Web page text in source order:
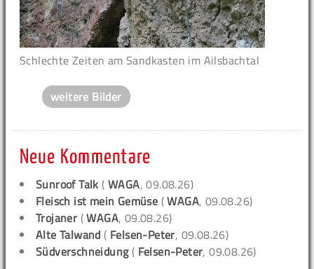
Schlechte Zeiten am Sandkasten im Ailsbachtal
weitere Bilder
Neue Kommentare
Sunroof Talk (WAGA, 09.08.26)
Fleisch ist mein Gemüse (WAGA, 09.08.26)
Trojaner (WAGA, 09.08.26)
Alte Talwand ( Felsen-Peter, 09.08.26)
Südverschneidung( Felsen-Peter, 09.08.26)